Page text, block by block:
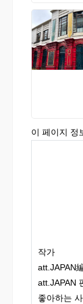
이 페이지 정
작가
att.JAPAN
att.JAPAN
좋아하는